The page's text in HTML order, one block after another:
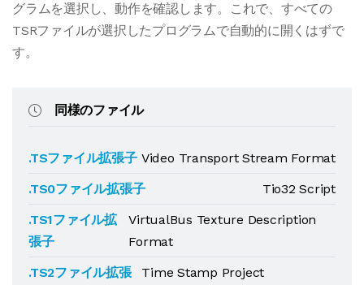
グラムを選択し、動作を確認します。これで、すべての
TSRファイルが選択したプログラムで自動的に開くはずで
す。
同様のファイル
.TSファイル拡張子 Video Transport Stream Format
.TS0ファイル拡張子
Tio32 Script
.TS1ファイル拡
張子
VirtualBus Texture Description
Format
.TS2ファイル拡張
Time Stamp Project